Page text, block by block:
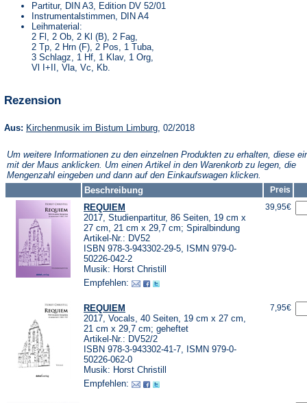
Partitur, DIN A3, Edition DV 52/01
Instrumentalstimmen, DIN A4
Leihmaterial:
2 Fl, 2 Ob, 2 Kl (B), 2 Fag,
2 Tp, 2 Hrn (F), 2 Pos, 1 Tuba,
3 Schlagz, 1 Hf, 1 Klav, 1 Org,
Vl I+II, Vla, Vc, Kb.
Rezension
Aus: Kirchenmusik im Bistum Limburg(Öffnet
neuen
Tab)
, 02/2018
Um weitere Informationen zu den einzelnen Produkten zu erhalten, diese
mit der Maus anklicken. Um einen Artikel in den Warenkorb zu legen, die
Mengenzahl eingeben und dann auf den Einkaufswagen klicken.
Beschreibung
Preis
REQUIEM
2017, Studienpartitur, 86 Seiten, 19 cm x
27 cm, 21 cm x 29,7 cm; Spiralbindung
Artikel-Nr.: DV52
ISBN 978-3-943302-29-5, ISMN 979-0-
50226-042-2
Musik: Horst Christill
Empfehlen:
39,95€
REQUIEM
2017, Vocals, 40 Seiten, 19 cm x 27 cm,
21 cm x 29,7 cm; geheftet
Artikel-Nr.: DV52/2
ISBN 978-3-943302-41-7, ISMN 979-0-
50226-062-0
Musik: Horst Christill
Empfehlen:
7,95€